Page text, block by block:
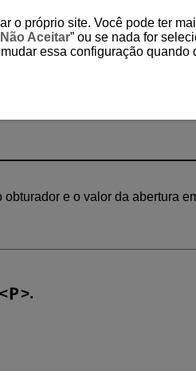
e o valor da abertura
.
o próprio site. Você pode ter
Não Aceitar” ou se nada for
essa configuração quando